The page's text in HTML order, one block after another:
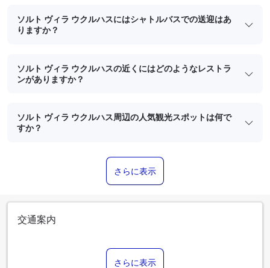
ソルト ヴィラ ウクルハスにはシャトルバスでの送迎はあ
りますか？
ソルト ヴィラ ウクルハスの近くにはどのようなレストラ
ンがありますか？
ソルト ヴィラ ウクルハス周辺の人気観光スポットは何で
すか？
さらに表示
交通案内
さらに表示